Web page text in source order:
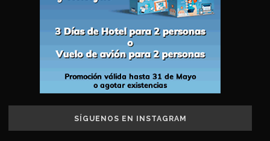
SÍGUENOS EN INSTAGRAM